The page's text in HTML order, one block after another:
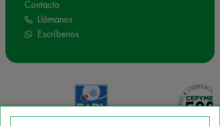
Contacto
Llámanos
Escríbenos